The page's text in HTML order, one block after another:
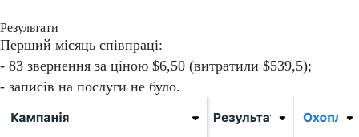
Результати
Перший місяць співпраці:
- 83 звернення за ціною $6,50 (витратили $539,5);
- записів на послуги не було.